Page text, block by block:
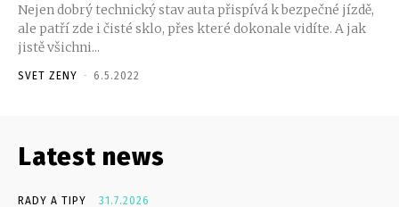
Nejen dobrý technický stav auta přispívá k bezpečné jízdě,
ale patří zde i čisté sklo, přes které dokonale vidíte. A jak
jistě všichni...
SVET ZENY - 6.5.2022
Latest news
RADY A TIPY 31.7.2026